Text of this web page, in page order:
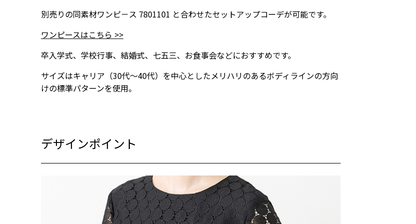
別売りの同素材ワンピ－ス 7801101 と合わせたセットアップコーデが可能です。
ワンピースはこちら >>
卒入学式、学校行事、結婚式、七五三、お食事会などにおすすめです。
サイズはキャリア（30代～40代）を中心としたメリハリのあるボディラインの方向
けの標準パターンを使用。
デザインポイント